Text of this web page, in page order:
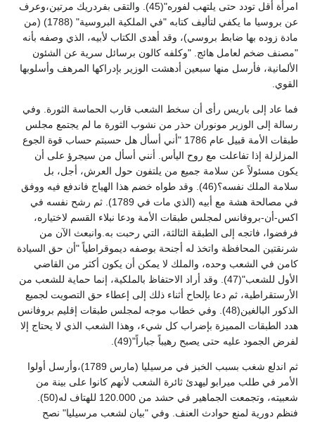
امرأة أقل تودد حتى يلتهب لفوره"(45). والتقى بفردريك مرتين،وعرف
عن بروسيا ما يكفي لتأليف كتابه "في الملكية البروسية" (1788) (من
مادة زوده بها ضابط بروسي)، وقد أهدى الكتاب لأبيه، الذي وصفه بأنه
"مصنف ضخم لعامل هائج. "وكلفه كالون برسائل سرية عن الشئون
الألمانية، فأرسل منها سبعين أدهشت الوزير بإدراكها المرهف وأسلوبها
القوي.
فما عاد إلى باريس رأى أن سخط الشعب قارب الحماسة الثورة. وفي
رسالة إلى الوزير مونوران حذر من نشوب الثورة ما لم يجتمع مجلس
طبقات الأمة قبيل عام 1786 "أني أسأل هل حسبتم حساب قوة الجوع
المزلزلة إذا تفاعلت مع روح اليأس. أنني أسأل من سيجرؤ على أن
يكون مسئولاً عن سلامة جميع من يلتفون حول العرش، أجل، بل
سلامة الملك نفسه؟(46). وقد طواه خضم هذا الهياج فاندفع فيه ووفق
في مصالحة هشة مع أبيه (الذي مات في 1789). ثم رشح نفسه في
اكس-أن-بروفانس لمجلس طبقات الأمة ودعا نبلاء القسم لاختياره،
فرفضوا، فاتجه إلى الطبقة الثالثة، التي رحبت به.وانبعث الآن من
شرنقتين المحافظة واتخذ له أجنحة بوصفه ديموقراطياً "أن حق السيادة
كامن في الشعب وحده، والملك لا يمكن أن يكون أكثر من القاضي
الأول للشعب"(47). وقد أراد الاحتفاظ بالملكية، إنما حماية للشعب من
الأرستقراطية، ثم دعا بإلحاح أثناء ذلك إلى إعطاء حق التصويت لجميع
الذكور البالغين(48). وفي خطاب موجه لمجلس طبقات إقليم بروفانس
هدد الطبقات المميزة بإضراب كل شيء، وهذا الشعب الذي لا يحتاج إلا
لفرض الجمود عليه حتى يصبح رهيباً جباراً"(49).
ثم اندلع شغب بسبب الخبز في مرسيليا (مارس 1789)،وأرسل أولوا
الأمر في طلب ميرابو ليهدئ ثائرة الشعب لأنهم كانوا على بينة من
شعبيته، وتجمعت الجماهير في حشد من 120.000 للهتاف له(50).
فنظم دورية لمنع حوادث العنف. وفي "بيان لشعب مرسيليا" نصح